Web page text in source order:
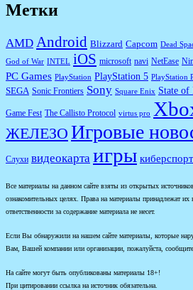
Метки
AMD Android Blizzard Capcom Dead
God of War INTEL iOS microsoft navi NetEase
PC Games PlayStation PlayStation 5 PlayStation
SEGA Sonic Frontiers Sony Square Enix State of
Game Fest The Callisto Protocol virtus pro
ЖЕЛЕЗО Игровые
Слухи видеокарта игры киберспорт
Все материалы на данном сайте взяты из открытых
ознакомительных целях. Права на материалы принадлежат их
ответственности за содержание материала не несет.
Если Вы обнаружили на нашем сайте материалы, которые
Вам, Вашей компании или организации, пожалуйста,
На сайте могут быть опубликованы материалы 18+!
При цитировании ссылка на источник обязательна.